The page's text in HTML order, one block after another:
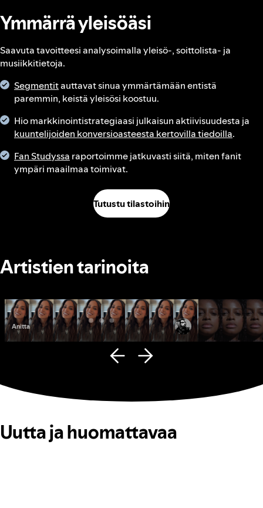
Ymmärrä yleisöäsi
Saavuta tavoitteesi analysoimalla yleisö-, soittolista- ja
musiikkitietoja.
Segmentitauttavat sinua ymmärtämään entistä
paremmin, keistä yleisösi koostuu.
Hio markkinointistrategiaasi julkaisun aktiivisuudesta ja
kuuntelijoiden konversioasteesta kertovilla tiedoilla.
Fan Studyssa raportoimme jatkuvasti siitä, miten fanit
ympäri maailmaa toimivat.
Tutustu tilastoihin
Artistien tarinoita
Anitta Fana Hues
Uutta ja huomattavaa